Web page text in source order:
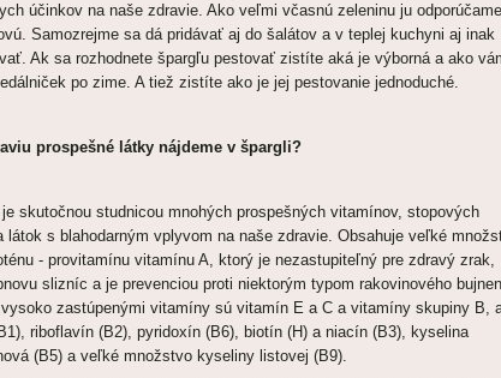
účinkov na naše zdravie. Ako veľmi včasnú zeleninu ju odporúčame
Samozrejme sa dá pridávať aj do šalátov a v teplej kuchyni aj inak
Ak sa rozhodnete špargľu pestovať zistíte aká je výborná a ako
po zime. A tiež zistíte ako je jej pestovanie jednoduché.
prospešné látky nájdeme v špargli?
skutočnou studnicou mnohých prospešných vitamínov, stopových
látok s blahodarným vplyvom na naše zdravie. Obsahuje veľké
- provitamínu vitamínu A, ktorý je nezastupiteľný pre zdravý zrak,
slizníc a je prevenciou proti niektorým typom rakovinového
zastúpenými vitamíny sú vitamín E a C a vitamíny skupiny B,
riboflavín (B2), pyridoxín (B6), biotín (H) a niacín (B3), kyselina
(B5) a veľké množstvo kyseliny listovej (B9).